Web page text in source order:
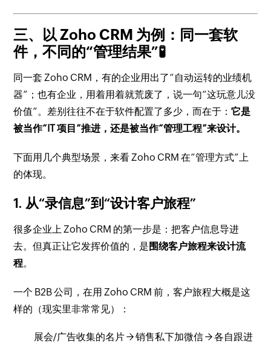
三、以 Zoho CRM 为例：同一套软
件，不同的“管理结果”🧪
同一套 Zoho CRM，有的企业用出了“自动运转的业绩机
器”；也有企业，用着用着就荒废了，说一句“这玩意儿没
价值”。差别往往不在于软件配置了多少，而在于：它是
被当作“IT 项目”推进，还是被当作“管理工程”来设计。
下面用几个典型场景，来看 Zoho CRM 在“管理方式”上
的体现。
1. 从“录信息”到“设计客户旅程”
很多企业上 Zoho CRM 的第一步是：把客户信息导进
去。但真正让它发挥价值的，是 围绕客户旅程来设计流
程。
一个 B2B 公司，在用 Zoho CRM 前，客户旅程大概是这
样的（现实里非常常见）：
展会/广告收集的名片 → 销售私下加微信 → 各自跟进